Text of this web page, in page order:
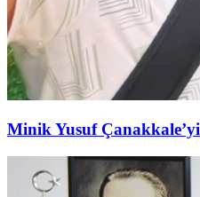
Minik Yusuf